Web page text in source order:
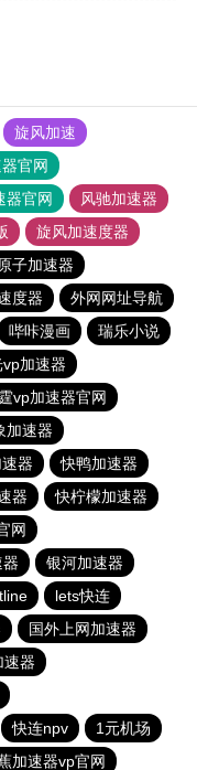
旋风加速
官网
器官网
风驰加速器
旋风加速度器
子加速器
度器
外网网址导航
哔咔漫画
瑞乐小说
加速器
vp加速器官网
加速器
器
快鸭加速器
器
快柠檬加速器
网
银河加速器
lets快连
国外上网加速器
速器
快连npv
1元机场
加速器vp官网